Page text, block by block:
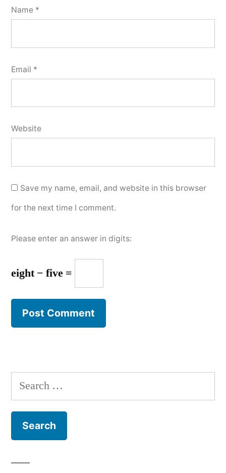
Name *
Email *
Website
Save my name, email, and website in this browser
for the next time I comment.
Please enter an answer in digits:
eight − five =
Search
for: